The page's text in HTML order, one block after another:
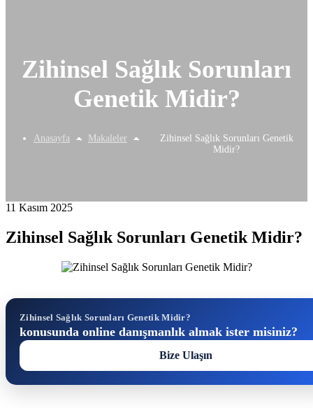
Zihinsel Sağlık Sorunları
Genetik Midir?
Anasayfa Makaleler
Zihinsel Sağlık Sorunları Genetik
Midir?
11 Kasım 2025
Zihinsel Sağlık Sorunları Genetik Midir?
Zihinsel Sağlık Sorunları Genetik Midir?
konusunda online danışmanlık almak ister misiniz?
Bize Ulaşın